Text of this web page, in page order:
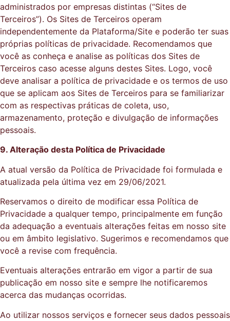
administrados por empresas distintas (“Sites de
Terceiros”). Os Sites de Terceiros operam
independentemente da Plataforma/Site e poderão ter suas
próprias políticas de privacidade. Recomendamos que
você as conheça e analise as políticas dos Sites de
Terceiros caso acesse alguns destes Sites. Logo, você
deve analisar a política de privacidade e os termos de uso
que se aplicam aos Sites de Terceiros para se familiarizar
com as respectivas práticas de coleta, uso,
armazenamento, proteção e divulgação de informações
pessoais.
9. Alteração desta Política de Privacidade
A atual versão da Política de Privacidade foi formulada e
atualizada pela última vez em 29/06/2021.
Reservamos o direito de modificar essa Política de
Privacidade a qualquer tempo, principalmente em função
da adequação a eventuais alterações feitas em nosso site
ou em âmbito legislativo. Sugerimos e recomendamos que
você a revise com frequência.
Eventuais alterações entrarão em vigor a partir de sua
publicação em nosso site e sempre lhe notificaremos
acerca das mudanças ocorridas.
Ao utilizar nossos serviços e fornecer seus dados pessoais